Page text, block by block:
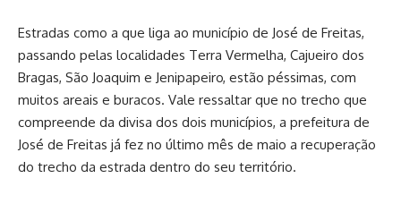
Estradas como a que liga ao município de José de Freitas,
passando pelas localidades Terra Vermelha, Cajueiro dos
Bragas, São Joaquim e Jenipapeiro, estão péssimas, com
muitos areais e buracos. Vale ressaltar que no trecho que
compreende da divisa dos dois municípios, a prefeitura de
José de Freitas já fez no último mês de maio a recuperação
do trecho da estrada dentro do seu território.